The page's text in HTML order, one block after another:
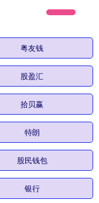
粤友钱
股盈汇
拾贝赢
特朗
股民钱包
银行